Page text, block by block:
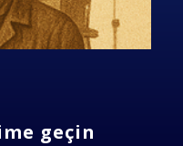
geçin